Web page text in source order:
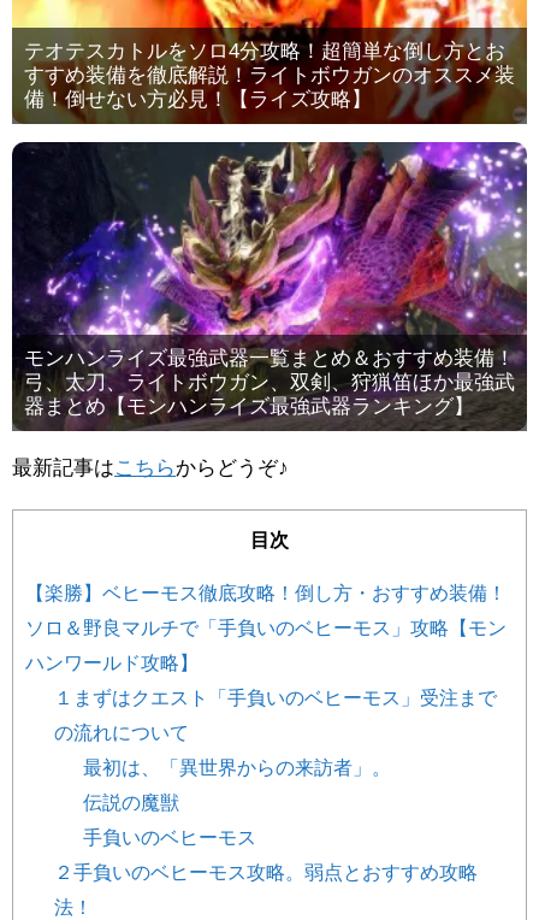
テオテスカトルをソロ4分攻略！超簡単な倒し方とお
すすめ装備を徹底解説！ライトボウガンのオススメ装
備！倒せない方必見！【ライズ攻略】
モンハンライズ最強武器一覧まとめ＆おすすめ装備！
弓、太刀、ライトボウガン、双剣、狩猟笛ほか最強武
器まとめ【モンハンライズ最強武器ランキング】
最新記事はこちらからどうぞ♪
目次
【楽勝】ベヒーモス徹底攻略！倒し方・おすすめ装備！
ソロ＆野良マルチで「手負いのベヒーモス」攻略【モン
ハンワールド攻略】
１まずはクエスト「手負いのベヒーモス」受注まで
の流れについて
最初は、「異世界からの来訪者」。
伝説の魔獣
手負いのベヒーモス
２手負いのベヒーモス攻略。弱点とおすすめ攻略
法！